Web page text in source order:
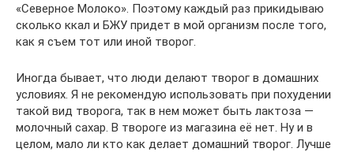
«Северное Молоко». Поэтому каждый раз прикидываю
сколько ккал и БЖУ придет в мой организм после того,
как я съем тот или иной творог.
Иногда бывает, что люди делают творог в домашних
условиях. Я не рекомендую использовать при похудении
такой вид творога, так в нем может быть лактоза —
молочный сахар. В твороге из магазина её нет. Ну и в
целом, мало ли кто как делает домашний творог. Лучше